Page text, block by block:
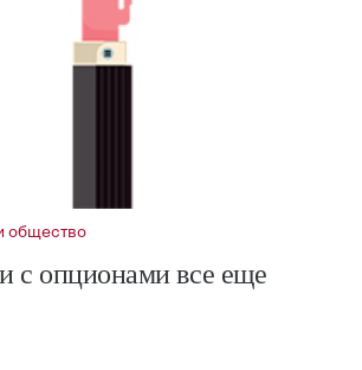
общество
с опционами все еще